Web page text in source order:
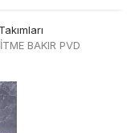
BAKIR PVD